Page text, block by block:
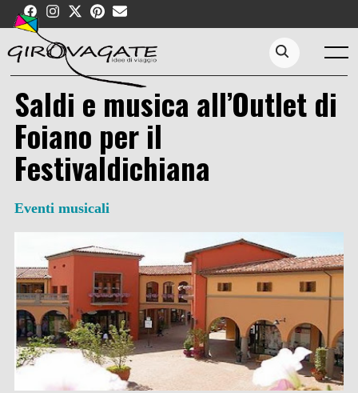
Skip
content
Menu
Search...
Saldi e musica all’Outlet di
Foiano per il
Festivaldichiana
Eventi musicali